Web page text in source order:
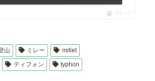
ポチップ
山 ミレー
millet
ティフォン typhon